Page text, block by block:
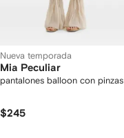
Nueva temporada
Mia Peculiar
pantalones balloon con pinzas
$245